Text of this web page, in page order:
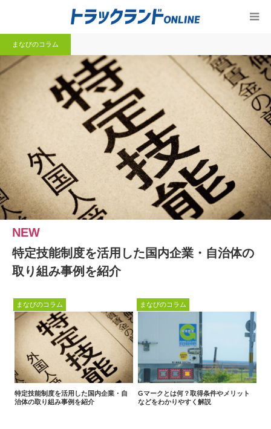
まなびのコラム
特定技能制度を活用した国内企業・自治体の
取り組み事例を紹介
まなびのコラム
特定技能制度を活用した国内企業・自
治体の取り組み事例を紹介
まなびのコラム
Gマークとは何？取得条件やメリット
などをわかりやすく解説